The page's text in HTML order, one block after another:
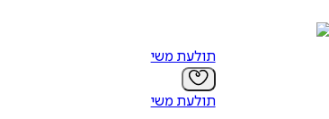
Publisherweekly
תולעת משי
תולעת משי